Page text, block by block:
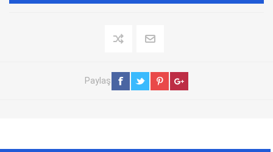
Paylaş